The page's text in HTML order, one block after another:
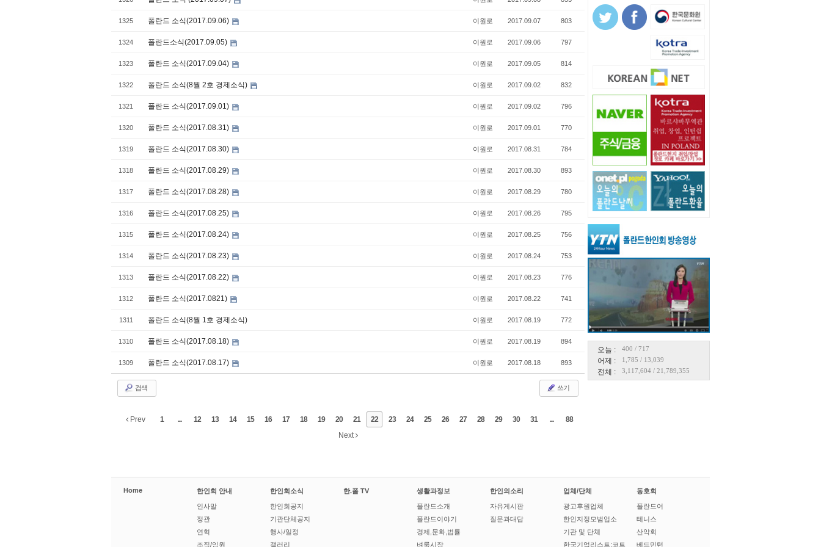
오늘 : 400 / 717
어제 : 1,785 / 13,039
전체 : 3,117,604 / 21,789,355
1325 폴란드 소식(2017.09.06) 이원로 2017.09.07 803
1324 폴란드소식(2017.09.05) 이원로 2017.09.06 797
1323 폴란드 소식(2017.09.04) 이원로 2017.09.05 814
1322 폴란드 소식(8월 2호 경제소식) 이원로 2017.09.02 832
1321 폴란드 소식(2017.09.01) 이원로 2017.09.02 796
1320 폴란드 소식(2017.08.31) 이원로 2017.09.01 770
1319 폴란드 소식(2017.08.30) 이원로 2017.08.31 784
1318 폴란드 소식(2017.08.29) 이원로 2017.08.30 893
1317 폴란드 소식(2017.08.28) 이원로 2017.08.29 780
1316 폴란드 소식(2017.08.25) 이원로 2017.08.26 795
1315 폴란드 소식(2017.08.24) 이원로 2017.08.25 756
1314 폴란드 소식(2017.08.23) 이원로 2017.08.24 753
1313 폴란드 소식(2017.08.22) 이원로 2017.08.23 776
1312 폴란드 소식(2017.0821) 이원로 2017.08.22 741
1311 폴란드 소식(8월 1호 경제소식) 이원로 2017.08.19 772
1310 폴란드 소식(2017.08.18) 이원로 2017.08.19 894
1309 폴란드 소식(2017.08.17) 이원로 2017.08.18 893
검색 쓰기
Prev 1 ... 12 13 14 15 16 17 18 19 20 21 22 23 24 25 26 27 28 29 30 31 ...
88
Next
Home 한인회 안내
인사말
정관
연혁
조직/임원
한인회소식
한인회공지
기관단체공지
행사/일정
갤러리
한.폴 TV 생활과정보
폴란드소개
폴란드이야기
경제,문화,법률
벼룩시장
한인의소리
자유게시판
질문과대답
업체/단체
광고후원업체
한인지정모범업소
기관 및 단체
한국기업리스트:코트
동호회
폴란드어
테니스
산악회
베드민턴